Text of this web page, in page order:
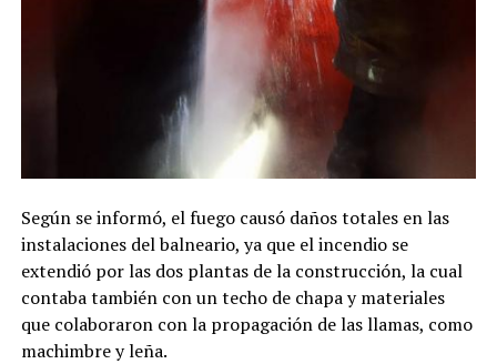
Según se informó, el fuego causó daños totales en las
instalaciones del balneario, ya que el incendio se
extendió por las dos plantas de la construcción, la cual
contaba también con un techo de chapa y materiales
que colaboraron con la propagación de las llamas, como
machimbre y leña.